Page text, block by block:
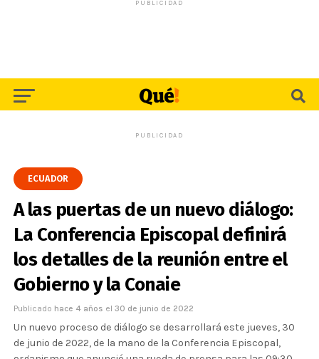
PUBLICIDAD
PUBLICIDAD
ECUADOR
A las puertas de un nuevo diálogo:
La Conferencia Episcopal definirá
los detalles de la reunión entre el
Gobierno y la Conaie
Publicado hace 4 años el 30 de junio de 2022
Un nuevo proceso de diálogo se desarrollará este jueves, 30
de junio de 2022, de la mano de la Conferencia Episcopal,